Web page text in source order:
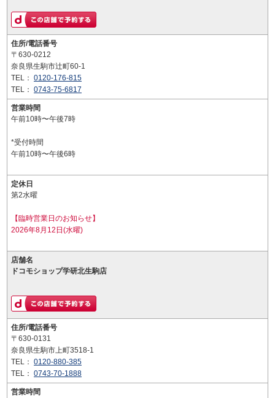
住所/電話番号
〒630-0212
奈良県生駒市辻町60-1
TEL： 0120-176-815
TEL： 0743-75-6817
営業時間
午前10時〜午後7時
*受付時間
午前10時〜午後6時
定休日
第2水曜
【臨時営業日のお知らせ】
2026年8月12日(水曜)
店舗名
ドコモショップ学研北生駒店
住所/電話番号
〒630-0131
奈良県生駒市上町3518-1
TEL： 0120-880-385
TEL： 0743-70-1888
営業時間